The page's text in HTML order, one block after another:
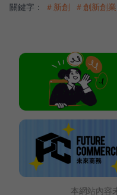
關鍵字： ＃新創 ＃創新創業
本網站內容